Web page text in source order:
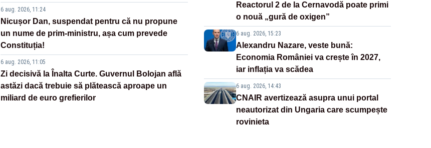
6 aug. 2026, 11:24
Nicușor Dan, suspendat pentru că nu propune
un nume de prim-ministru, așa cum prevede
Constituția!
6 aug. 2026, 11:05
Zi decisivă la Înalta Curte. Guvernul Bolojan află
astăzi dacă trebuie să plătească aproape un
miliard de euro grefierilor
Reactorul 2 de la Cernavodă poate primi
o nouă „gură de oxigen”
6 aug. 2026, 15:23
Alexandru Nazare, veste bună:
Economia României va crește în 2027,
iar inflația va scădea
6 aug. 2026, 14:43
CNAIR avertizează asupra unui portal
neautorizat din Ungaria care scumpește
rovinieta